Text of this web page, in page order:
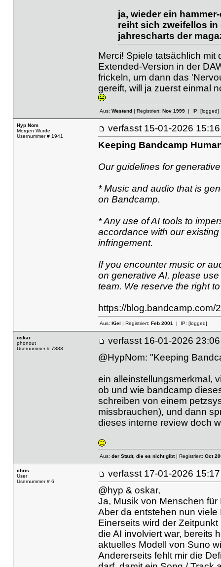
ja, wieder ein
reiht sich zweifellos in
jahrescharts der
Merci! Spiele tatsächlich mit
Extended-Version in der
frickeln, um dann das
gereift, will ja zuerst einmal
Aus: Westend| Registriert: Nov 1999| IP: [logged]
Hyp Nom
Morgen Wurde
Usernummer # 1941
verfasst 15-01-2026
Keeping Bandcamp
Our guidelines for
* Music and audio that is
on Bandcamp.
* Any use of AI tools to
accordance with our
infringement.
If you encounter music or
on generative AI, please
team. We reserve the right
https://blog.bandcamp.com/
Aus: Kiel | Registriert: Feb 2001| IP: [logged]
oskar
phonout
Usernummer # 7383
verfasst 16-01-2026
@HypNom: "Keeping
ein alleinstellungsmerkmal,
ob und wie bandcamp
schreiben von einem
missbrauchen), und dann
dieses interne review doch
Aus: der Stadt, die es nicht gibt| Registriert: Oct
chris
User
Usernummer # 6
verfasst 17-01-2026
@hyp & oskar,
Ja, Musik von Menschen
Aber da entstehen nun viele
Einerseits wird der
die AI involviert war, bereits
aktuelles Modell von Suno
Andererseits fehlt mir die